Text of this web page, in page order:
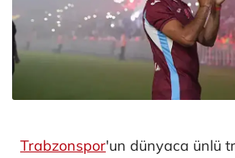
Trabzonspor'un dünyaca ünlü